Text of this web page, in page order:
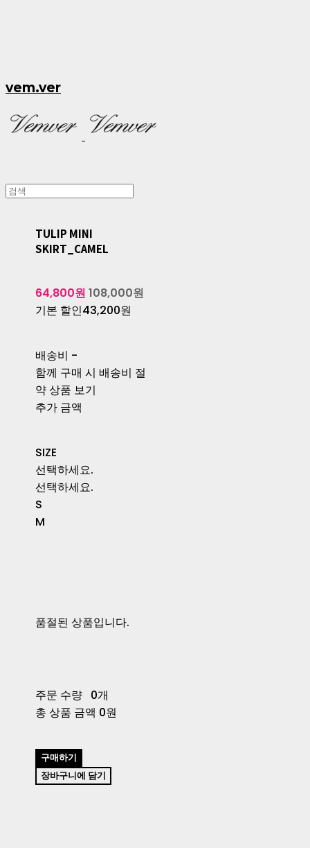
vem.ver
TULIP MINI
SKIRT_CAMEL
64,800원108,000원
기본 할인43,200원
배송비 -
함께 구매 시 배송비 절
약 상품 보기
추가 금액
SIZE
선택하세요.
선택하세요.
S
M
품절된 상품입니다.
주문 수량 0개
총 상품 금액 0원
구매하기
장바구니에 담기